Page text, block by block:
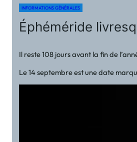
INFORMATIONS GÉNÉRALES
Éphéméride
Il reste 108 jours avant la fin de
Le 14 septembre est une date